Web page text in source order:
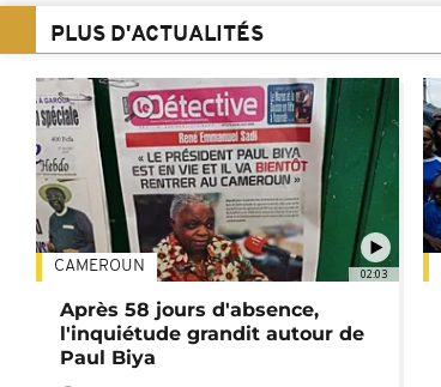
PLUS D'ACTUALITÉS
02:03
CAMEROUN
Après 58 jours d'absence,
l'inquiétude grandit autour de
Paul Biya